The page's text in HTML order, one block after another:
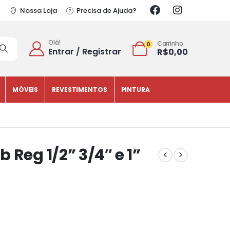
Nossa Loja Precisa de Ajuda?
Olá!
Entrar / Registrar
0 Carrinho
R$0,00
MÓVEIS REVESTIMENTOS PINTURA
1/2” 3/4″ e 1”